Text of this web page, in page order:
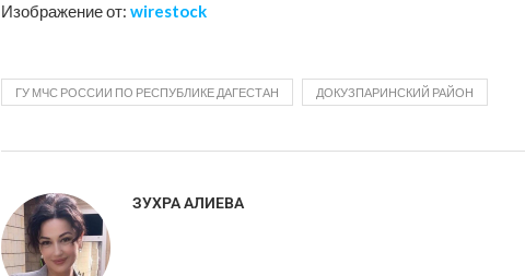
Изображение от: wirestock
ГУ МЧС РОССИИ ПО РЕСПУБЛИКЕ ДАГЕСТАН ДОКУЗПАРИНСКИЙ РАЙОН
ЗУХРА АЛИЕВА